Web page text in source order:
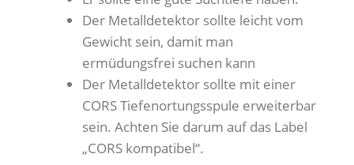
Der Metalldetektor sollte leicht vom
Gewicht sein, damit man
ermüdungsfrei suchen kann
Der Metalldetektor sollte mit einer
CORS Tiefenortungsspule erweiterbar
sein. Achten Sie darum auf das Label
„CORS kompatibel“.